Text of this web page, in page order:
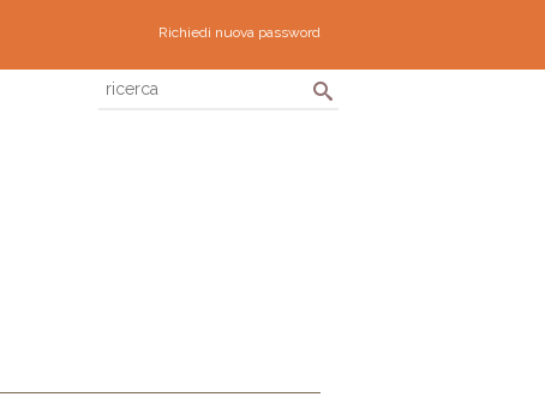
Richiedi nuova password